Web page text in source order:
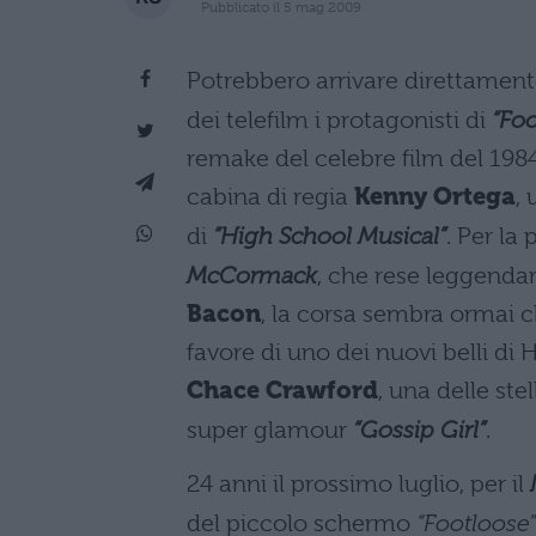
Pubblicato il 5 mag 2009
Potrebbero arrivare
dei telefilm i protagonisti di
remake del celebre film del
cabina di regia Kenny Ortega,
di “High School Musical”. Per la
McCormack, che rese
Bacon, la corsa sembra ormai
favore di uno dei nuovi belli di
Chace Crawford, una delle
super glamour “Gossip Girl”.
24 anni il prossimo luglio, per il
del piccolo schermo “Footloose”